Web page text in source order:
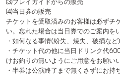
・チケット代の他に当日ドリンク代600円を頂
けお釣りの無いようにご用意をお願いいたしま
・半券は公演終了まで無くさずにお持ちくださ
《お取り置きチケットについて》
・お取り置きチケットとは、前売りのチケッ
約いただき当日会場にてチケットをお受け取り
・お取り置きチケットをご利用いただくお客様
たチーム名」、「お客様のお名前(本名・ニッ